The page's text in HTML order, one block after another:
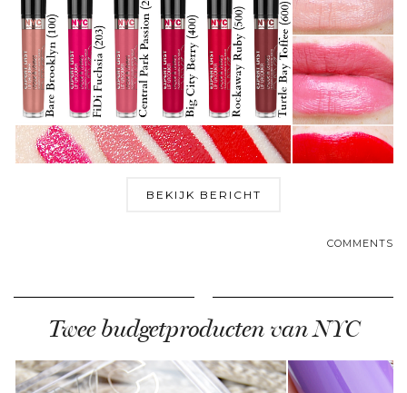
BEKIJK BERICHT
COMMENTS
Twee budgetproducten van NYC